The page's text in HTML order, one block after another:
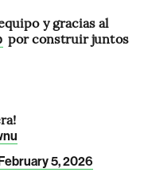
y gracias al
por construir juntos
5, 2026